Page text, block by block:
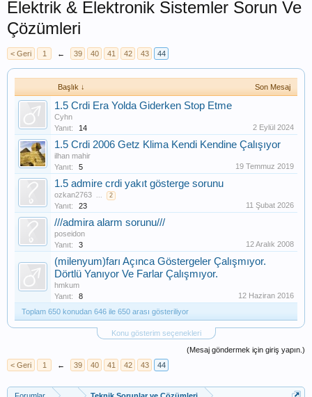
Elektrik & Elektronik Sistemler Sorun Ve
Çözümleri
< Geri 1 ← 39 40 41 42 43 44
Başlık ↓ Son Mesaj
1.5 Crdi Era Yolda Giderken Stop Etme
Cyhn
Yanıt:
14 2 Eylül 2024
1.5 Crdi 2006 Getz Klima Kendi Kendine Çalışıyor
ilhan mahir
Yanıt:
5 19 Temmuz 2019
1.5 admire crdi yakıt gösterge sorunu
ozkan2763 ... 2
Yanıt: 23 11 Şubat 2026
///admira alarm sorunu///
poseidon
Yanıt:
3 12 Aralık 2008
(milenyum)farı Açınca Göstergeler Çalışmıyor.
Dörtlü Yanıyor Ve Farlar Çalışmıyor.
hmkum
Yanıt:
8
12 Haziran 2016
Toplam 650 konudan 646 ile 650 arası gösteriliyor
Konu gösterim seçenekleri
(Mesaj göndermek için giriş yapın.)
< Geri
1 ← 39 40 41 42 43 44